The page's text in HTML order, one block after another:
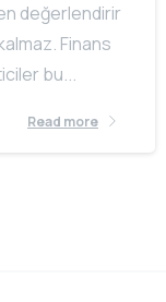
değerlendirir
Finans
bu...
Read more